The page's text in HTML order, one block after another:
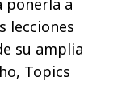
ponerla a
lecciones
su amplia
Topics